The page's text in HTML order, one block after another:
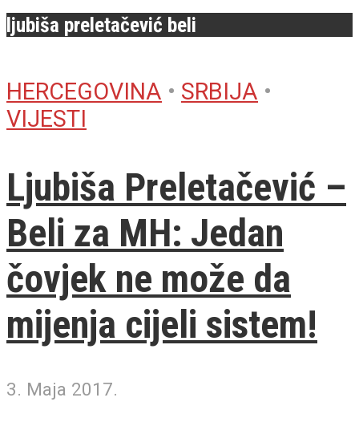
ljubiša preletačević beli
HERCEGOVINA • SRBIJA •
VIJESTI
Ljubiša Preletačević –
Beli za MH: Jedan
čovjek ne može da
mijenja cijeli sistem!
3. Maja 2017.